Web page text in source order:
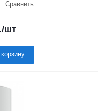
Сравнить
/шт